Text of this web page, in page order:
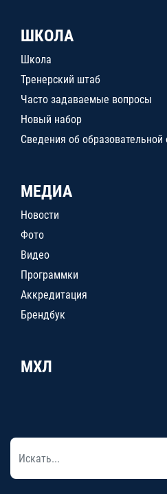
ШКОЛА
Школа
Тренерский штаб
Часто задаваемые вопросы
Новый набор
Сведения об образовательной
МЕДИА
Новости
Фото
Видео
Программки
Аккредитация
Брендбук
МХЛ